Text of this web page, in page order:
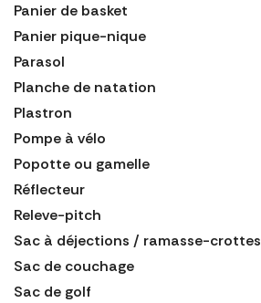
Panier de basket
Panier pique-nique
Parasol
Planche de natation
Plastron
Pompe à vélo
Popotte ou gamelle
Réflecteur
Releve-pitch
Sac à déjections / ramasse-crottes
Sac de couchage
Sac de golf